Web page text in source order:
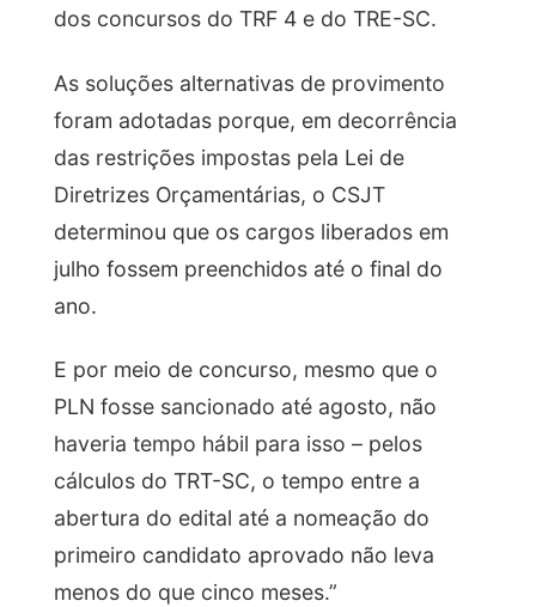
dos concursos do TRF 4 e do TRE-SC.
As soluções alternativas de provimento
foram adotadas porque, em decorrência
das restrições impostas pela Lei de
Diretrizes Orçamentárias, o CSJT
determinou que os cargos liberados em
julho fossem preenchidos até o final do
ano.
E por meio de concurso, mesmo que o
PLN fosse sancionado até agosto, não
haveria tempo hábil para isso – pelos
cálculos do TRT-SC, o tempo entre a
abertura do edital até a nomeação do
primeiro candidato aprovado não leva
menos do que cinco meses.”